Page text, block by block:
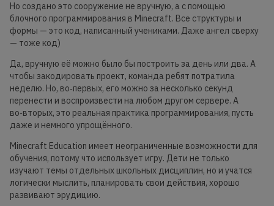
Но создано это сооружение не вручную, а с помощью
блочного программирования в Minecraft. Все структуры и
формы — это код, написанный учениками. Даже ангел сверху
— тоже код)
Да, вручную её можно было бы построить за день или два. А
чтобы закодировать проект, команда ребят потратила
неделю. Но, во‑первых, его можно за несколько секунд
перенести и воспроизвести на любом другом сервере. А
во‑вторых, это реальная практика программирования, пусть
даже и немного упрощённого.
Minecraft Education имеет неограниченные возможности для
обучения, потому что использует игру. Дети не только
изучают темы отдельных школьных дисциплин, но и учатся
логически мыслить, планировать свои действия, хорошо
развивают эрудицию.